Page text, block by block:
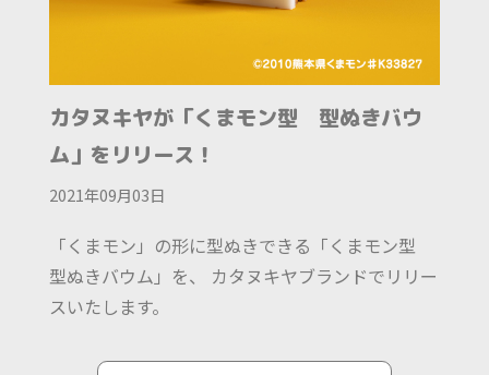
カタヌキヤが「くまモン型 型ぬきバウ
ム」をリリース！
2021年09月03日
「くまモン」の形に型ぬきできる「くまモン型
型ぬきバウム」を、 カタヌキヤブランドでリリー
スいたします。